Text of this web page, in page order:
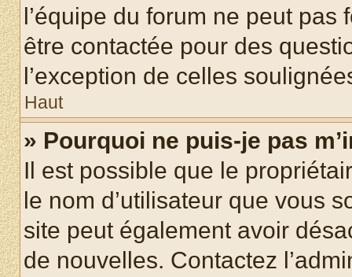
l’équipe du forum ne peut
être contactée pour des
l’exception de celles
Haut
» Pourquoi ne puis-je pas
Il est possible que le
le nom d’utilisateur que vous
site peut également avoir
de nouvelles. Contactez